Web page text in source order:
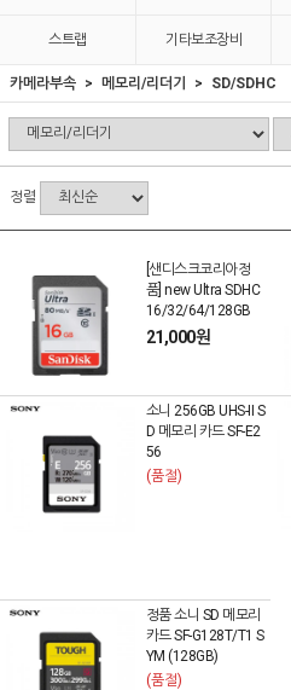
스트랩 기타보조장비
카메라부속 메모리/리더기 SD/SDHC
정렬
[샌디스크코리아정
품] new Ultra SDHC
16/32/64/128GB
21,000원
소니 256GB UHS-II S
D 메모리 카드 SF-E2
56
(품절)
정품 소니 SD 메모리
카드 SF-G128T/T1 S
YM (128GB)
(품절)